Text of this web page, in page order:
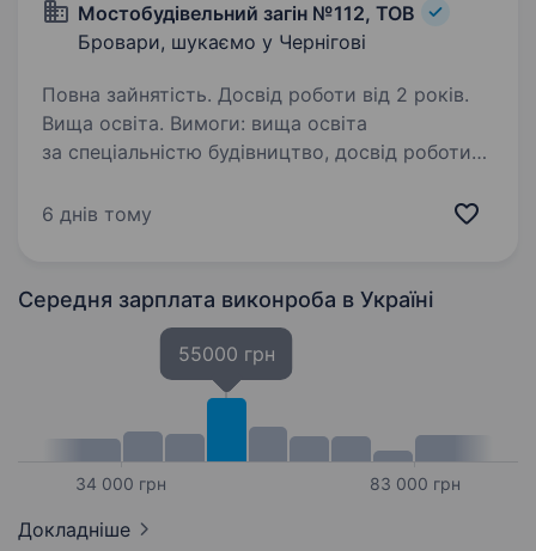
Мостобудівельний загін №112, ТОВ
Бровари, шукаємо у Чернігові
Повна зайнятість. Досвід роботи від 2 років.
Вища освіта. Вимоги: вища освіта
за спеціальністю будівництво, досвід роботи
приорітетом, уміння організувати роботу
6 днів тому
Середня зарплата виконроба в Україні
34 000 грн
55000 грн
83 000 грн
Докладніше